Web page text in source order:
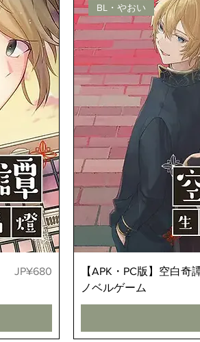
가격
JP¥680
BL・やおい
【APK・PC版】空白
ノベルゲーム